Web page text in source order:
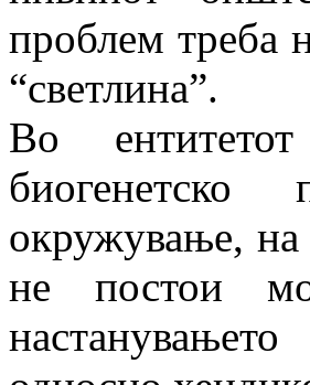
проблем треба
“светлина”.
Во
окружување, на
не постои